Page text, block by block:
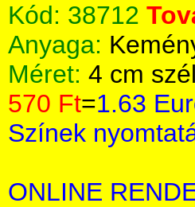
Kód: 38712
Anyaga:
Méret: 4 cm
570 Ft=1.63
Színek
ONLINE